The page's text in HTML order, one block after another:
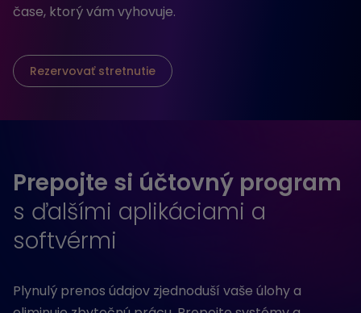
čase, ktorý vám vyhovuje.
Rezervovať stretnutie
Prepojte si účtovný program
s ďalšími aplikáciami a
softvérmi
Plynulý prenos údajov zjednoduší vaše úlohy a